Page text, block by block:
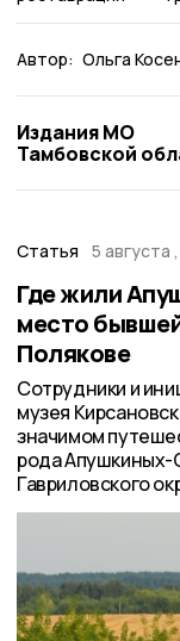
Автор: Ольга
Издания МО
Тамбовской
Статья 5 августа
Где жили
место
Полякове
Сотрудники и
музея
значимом
рода Апушкиных-
Гавриловского